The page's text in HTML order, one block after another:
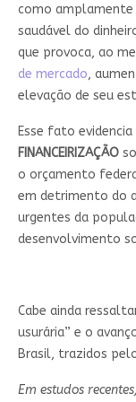
como amplamente
saudável do
que provoca, ao
de mercado,
elevação de seu
Esse fato
FINANCEIRIZAÇÃO
o orçamento
em detrimento do
urgentes da
desenvolvimento
Cabe ainda
usurária” e o
Brasil, trazidos
Em estudos